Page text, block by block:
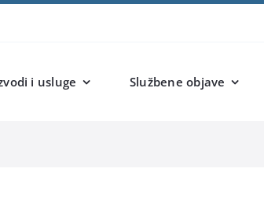
i usluge Službene objave